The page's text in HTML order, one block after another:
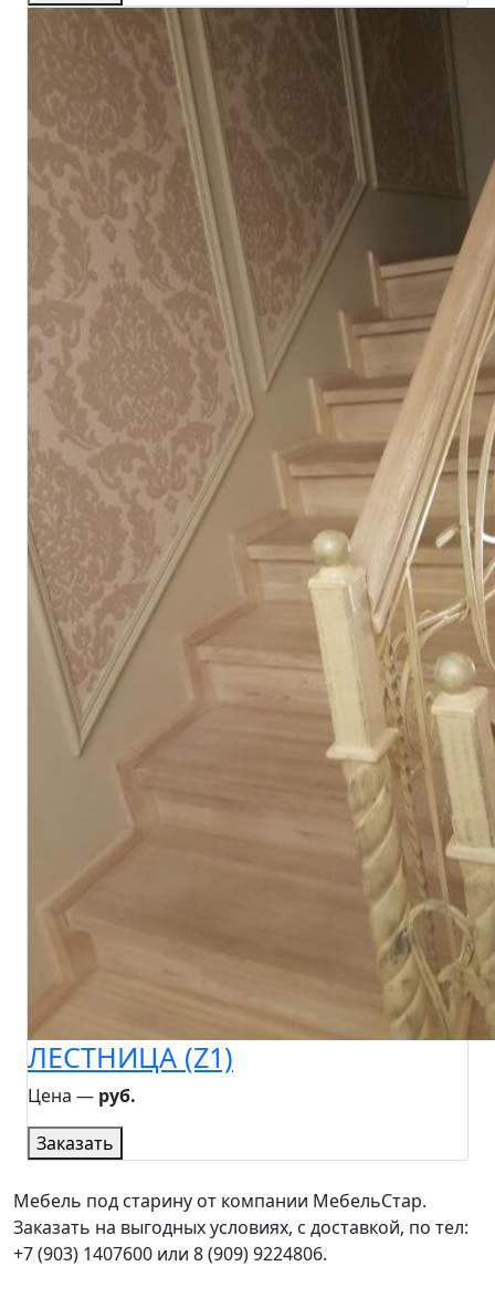
ЛЕСТНИЦА (Z1)
Цена ― руб.
Заказать
Мебель под старину от компании МебельСтар.
Заказать на выгодных условиях, с доставкой, по тел:
+7 (903) 1407600 или 8 (909) 9224806.